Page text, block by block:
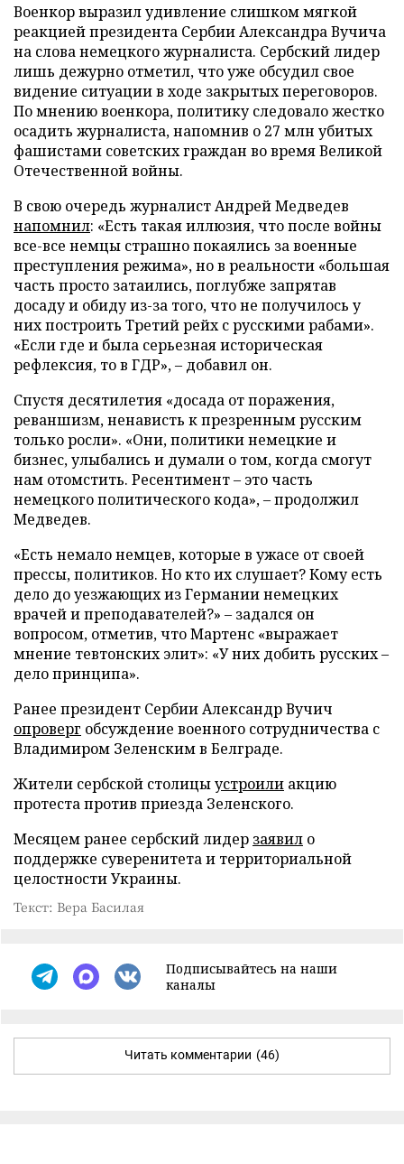
Военкор выразил удивление слишком мягкой
реакцией президента Сербии Александра Вучича
на слова немецкого журналиста. Сербский лидер
лишь дежурно отметил, что уже обсудил свое
видение ситуации в ходе закрытых переговоров.
По мнению военкора, политику следовало жестко
осадить журналиста, напомнив о 27 млн убитых
фашистами советских граждан во время Великой
Отечественной войны.
В свою очередь журналист Андрей Медведев
напомнил: «Есть такая иллюзия, что после войны
все-все немцы страшно покаялись за военные
преступления режима», но в реальности «большая
часть просто затаились, поглубже запрятав
досаду и обиду из-за того, что не получилось у
них построить Третий рейх с русскими рабами».
«Если где и была серьезная историческая
рефлексия, то в ГДР», – добавил он.
Спустя десятилетия «досада от поражения,
реваншизм, ненависть к презренным русским
только росли». «Они, политики немецкие и
бизнес, улыбались и думали о том, когда смогут
нам отомстить. Ресентимент – это часть
немецкого политического кода», – продолжил
Медведев.
«Есть немало немцев, которые в ужасе от своей
прессы, политиков. Но кто их слушает? Кому есть
дело до уезжающих из Германии немецких
врачей и преподавателей?» – задался он
вопросом, отметив, что Мартенс «выражает
мнение тевтонских элит»: «У них добить русских –
дело принципа».
Ранее президент Сербии Александр Вучич
опроверг обсуждение военного сотрудничества с
Владимиром Зеленским в Белграде.
Жители сербской столицыустроили акцию
протеста против приезда Зеленского.
Месяцем ранее сербский лидер заявил о
поддержке суверенитета и территориальной
целостности Украины.
Текст: Вера Басилая
Подписывайтесь на наши
каналы
Читать комментарии (46)